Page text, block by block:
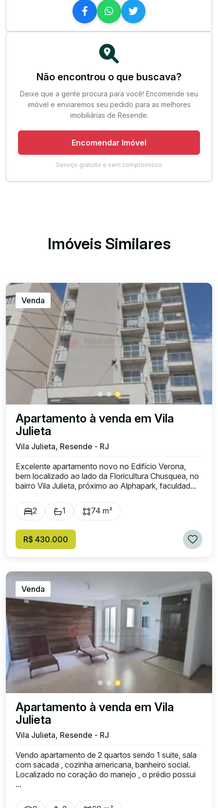
Não encontrou o que buscava?
Deixe que a gente procura para você! Encomende seu
imóvel e enviaremos seu pedido para as melhores
imobiliárias de Resende.
Encomendar Imóvel
Serviço gratuito e sem compromisso
Imóveis Similares
Venda
Apartamento à venda em Vila
Julieta
Vila Julieta, Resende - RJ
Excelente apartamento novo no Edifício Verona,
bem localizado ao lado da Floricultura Chusquea, no
bairro Vila Julieta, próximo ao Alphapark, faculdad...
2 1 74 m²
R$ 430.000
Venda
Apartamento à venda em Vila
Julieta
Vila Julieta, Resende - RJ
Vendo apartamento de 2 quartos sendo 1 suite, sala
com sacada , cozinha americana, banheiro social.
Localizado no coração do manejo , o prédio possui
...